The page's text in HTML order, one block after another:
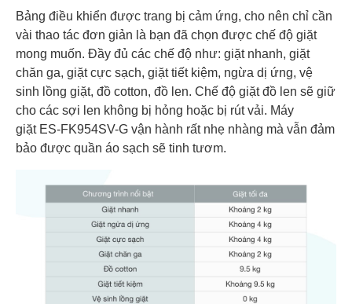
Bảng điều khiển được trang bị cảm ứng, cho nên chỉ cần
vài thao tác đơn giản là bạn đã chọn được chế độ giặt
mong muốn. Đầy đủ các chế độ như: giặt nhanh, giặt
chăn ga, giặt cực sạch, giặt tiết kiệm, ngừa dị ứng, vệ
sinh lồng giặt, đồ cotton, đồ len. Chế độ giặt đồ len sẽ giữ
cho các sợi len không bị hỏng hoặc bị rút vải. Máy
giặt ES-FK954SV-G vận hành rất nhẹ nhàng mà vẫn đảm
bảo được quần áo sạch sẽ tinh tươm.